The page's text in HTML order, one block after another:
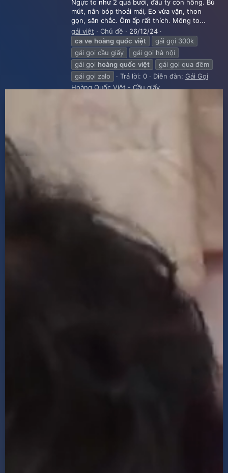
Ngực to như 2 quả bưởi, đầu ty còn hồng. Bú
mút, nắn bóp thoải mái, Eo vừa vặn, thon
gọn, săn chắc. Ôm ấp rất thích. Mông to...
gái việt
Chủ đề
26/12/24
ca ve hoàng quốc việt
gái gọi 300k
gái gọi cầu giấy
gái gọi hà nội
gái gọi hoàng quốc việt
gái gọi qua đêm
gái gọi zalo
Trả lời: 0 Diễn đàn: Gái Gọi
Hoàng Quốc Việt - Cầu giấy